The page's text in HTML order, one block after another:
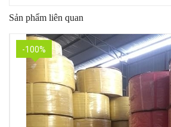
Sản phẩm liên quan
-100%